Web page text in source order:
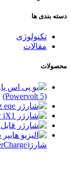
دسته بندی ها
تکنولوژی
مقالات
محصولات
(Powervolt 5)
شارژ(Elisio HyperCharge)